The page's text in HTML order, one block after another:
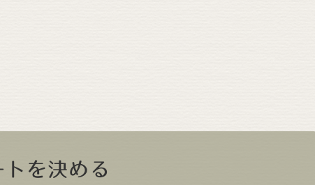
を決める